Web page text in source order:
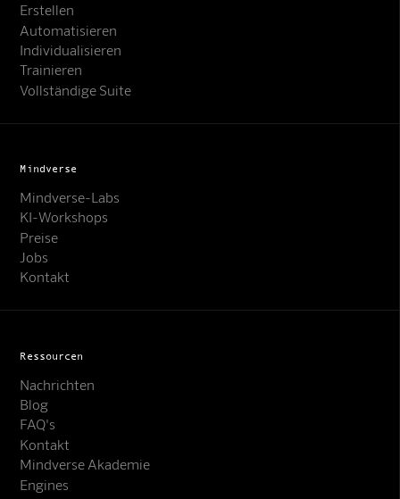
Online · KI-Assistent
Erstellen
Automatisieren
Individualisieren
Trainieren
Vollständige Suite
Mindverse
Mindverse-Labs
KI-Workshops
Preise
Jobs
Kontakt
Ressourcen
Nachrichten
Blog
FAQ's
Kontakt
Mindverse Akademie
Engines